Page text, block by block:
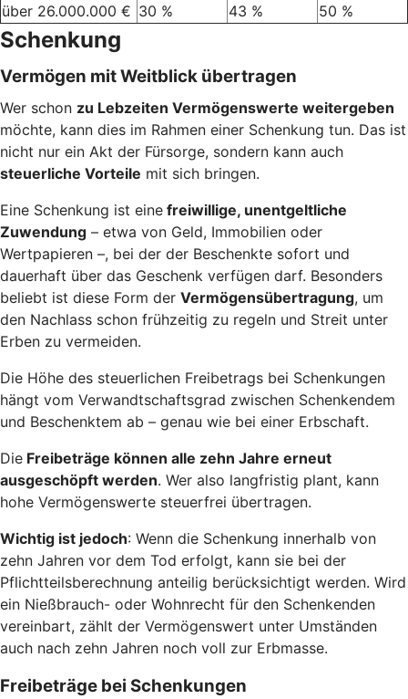
über 26.000.000 € 30 % 43 % 50 %
Schenkung
Vermögen mit Weitblick übertragen
Wer schon zu Lebzeiten Vermögenswerte weitergeben
möchte, kann dies im Rahmen einer Schenkung tun. Das ist
nicht nur ein Akt der Fürsorge, sondern kann auch
steuerliche Vorteile mit sich bringen.
Eine Schenkung ist eine freiwillige, unentgeltliche
Zuwendung – etwa von Geld, Immobilien oder
Wertpapieren –, bei der der Beschenkte sofort und
dauerhaft über das Geschenk verfügen darf. Besonders
beliebt ist diese Form der Vermögensübertragung, um
den Nachlass schon frühzeitig zu regeln und Streit unter
Erben zu vermeiden.
Die Höhe des steuerlichen Freibetrags bei Schenkungen
hängt vom Verwandtschaftsgrad zwischen Schenkendem
und Beschenktem ab – genau wie bei einer Erbschaft.
Die Freibeträge können alle zehn Jahre erneut
ausgeschöpft werden. Wer also langfristig plant, kann
hohe Vermögenswerte steuerfrei übertragen.
Wichtig ist jedoch: Wenn die Schenkung innerhalb von
zehn Jahren vor dem Tod erfolgt, kann sie bei der
Pflichtteilsberechnung anteilig berücksichtigt werden. Wird
ein Nießbrauch- oder Wohnrecht für den Schenkenden
vereinbart, zählt der Vermögenswert unter Umständen
auch nach zehn Jahren noch voll zur Erbmasse.
Freibeträge bei Schenkungen